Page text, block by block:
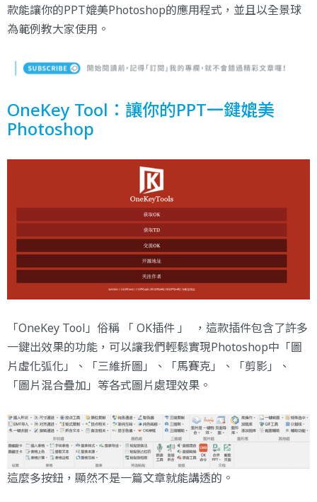
款能讓你的PPT媲美Photoshop的應用程式，並且以全景球
為範例教大家使用。
OneKey Tool：讓你的PPT一鍵媲美
Photoshop
「OneKey Tool」俗稱 「 OK插件 」 ，這款插件包含了許多
一鍵出效果的功能，可以讓我們輕鬆實現Photoshop中「圖
片虛化弧化」、「三維折圖」、「馬賽克」、「剪影」、
「圖片混合疊加」等各式圖片處理效果。
這麼多按鈕，顯然不是一篇文章就能講透的。